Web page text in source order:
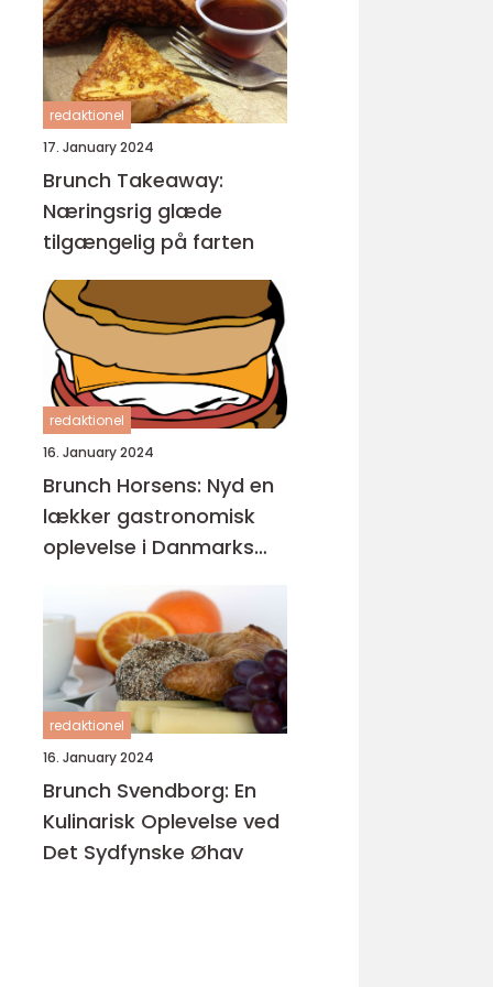
redaktionel
17. January 2024
Brunch Takeaway:
Næringsrig glæde
tilgængelig på farten
redaktionel
16. January 2024
Brunch Horsens: Nyd en
lækker gastronomisk
oplevelse i Danmarks
redaktionel
16. January 2024
Brunch Svendborg: En
Kulinarisk Oplevelse ved
Det Sydfynske Øhav